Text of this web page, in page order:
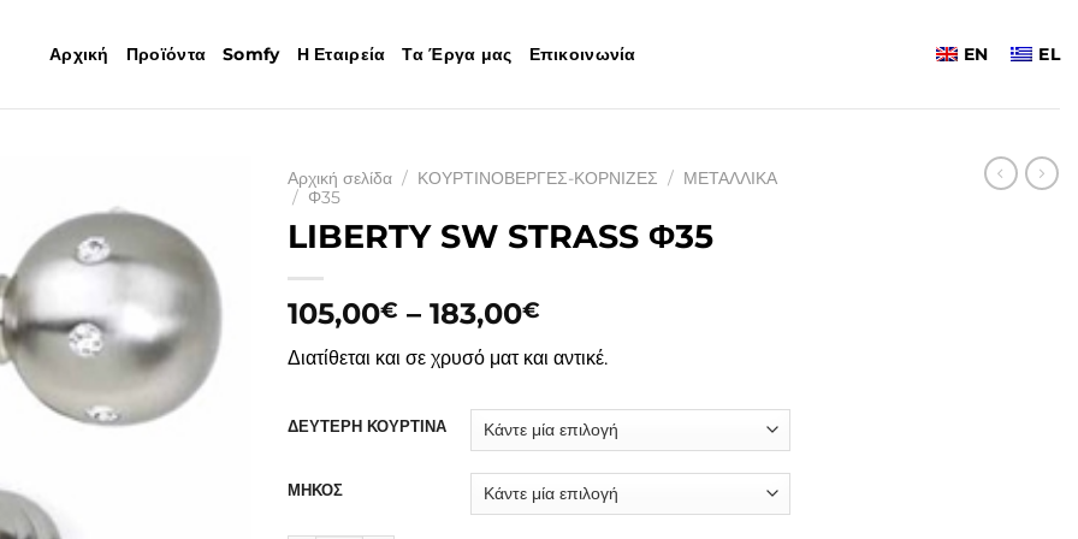
Αρχική Προϊόντα Somfy Η Εταιρεία Τα Έργα μας Επικοινωνία EN EL
Αρχική σελίδα / ΚΟΥΡΤΙΝΟΒΕΡΓΕΣ-ΚΟΡΝΙΖΕΣ / ΜΕΤΑΛΛΙΚΑ
/ Φ35
LIBERTY SW STRASS Φ35
105,00€ – 183,00€
range:
105,00€
183,00€
Διατίθεται και σε χρυσό ματ και αντικέ.
ΔΕΥΤΕΡΗ ΚΟΥΡΤΙΝΑ
ΜΗΚΟΣ